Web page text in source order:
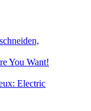
You Want!
Electric